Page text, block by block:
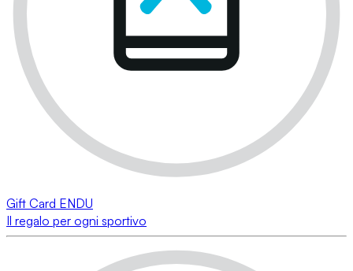
Gift Card ENDU
Il regalo per ogni sportivo